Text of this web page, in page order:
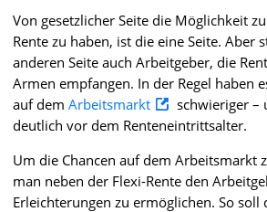
Von gesetzlicher Seite die Möglichkeit
Rente zu haben, ist die eine Seite. Aber
anderen Seite auch Arbeitgeber, die
Armen empfangen. In der Regel haben
auf dem Arbeitsmarkt
schwieriger –
deutlich vor dem Renteneintrittsalter.
Um die Chancen auf dem Arbeitsmarkt
man neben der Flexi-Rente den
Erleichterungen zu ermöglichen. So soll